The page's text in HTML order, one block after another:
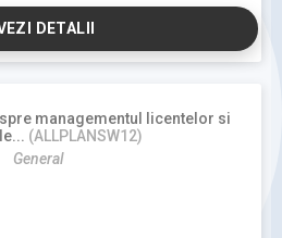
DETALII
managementul licentelor si
(ALLPLANSW12)
General